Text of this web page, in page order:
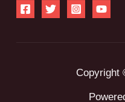
Copyright